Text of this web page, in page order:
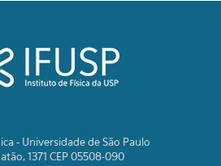
- Universidade de São Paulo
1371 CEP 05508-090